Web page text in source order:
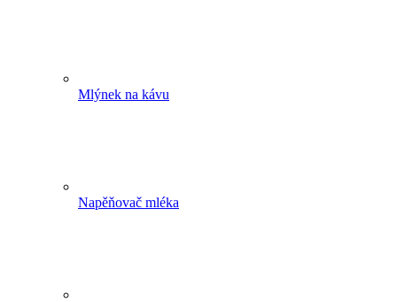
Mlýnek na kávu
Napěňovač mléka